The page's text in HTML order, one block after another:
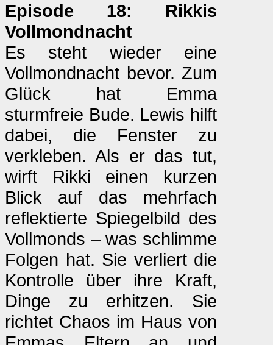
Episode 18: Rikkis
Vollmondnacht
Es steht wieder eine
Vollmondnacht bevor. Zum
Glück hat Emma
sturmfreie Bude. Lewis hilft
dabei, die Fenster zu
verkleben. Als er das tut,
wirft Rikki einen kurzen
Blick auf das mehrfach
reflektierte Spiegelbild des
Vollmonds – was schlimme
Folgen hat. Sie verliert die
Kontrolle über ihre Kraft,
Dinge zu erhitzen. Sie
richtet Chaos im Haus von